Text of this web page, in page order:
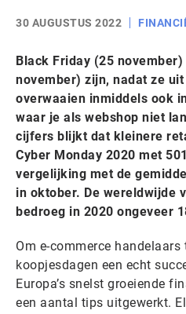
30 AUGUSTUS 2022
Black Friday (25
november) zijn, nadat ze
overwaaien inmiddels ook
waar je als webshop niet
cijfers blijkt dat kleinere
Cyber Monday 2020 met
vergelijking met de
in oktober. De wereldwijde
bedroeg in 2020 ongeveer
Om e-commerce handelaars
koopjesdagen een echt
Europa’s snelst groeiende
een aantal tips uitgewerkt.